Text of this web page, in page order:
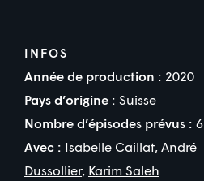
INFOS
Année de production : 2020
Pays d’origine : Suisse
Nombre d’épisodes prévus : 6
Avec : Isabelle Caillat, André
Dussollier, Karim Saleh